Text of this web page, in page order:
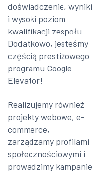
doświadczenie, wyniki
i wysoki poziom
kwalifikacji zespołu.
Dodatkowo, jesteśmy
częścią prestiżowego
programu Google
Elevator!
Realizujemy również
projekty webowe, e-
commerce,
zarządzamy profilami
społecznościowymi i
prowadzimy kampanie